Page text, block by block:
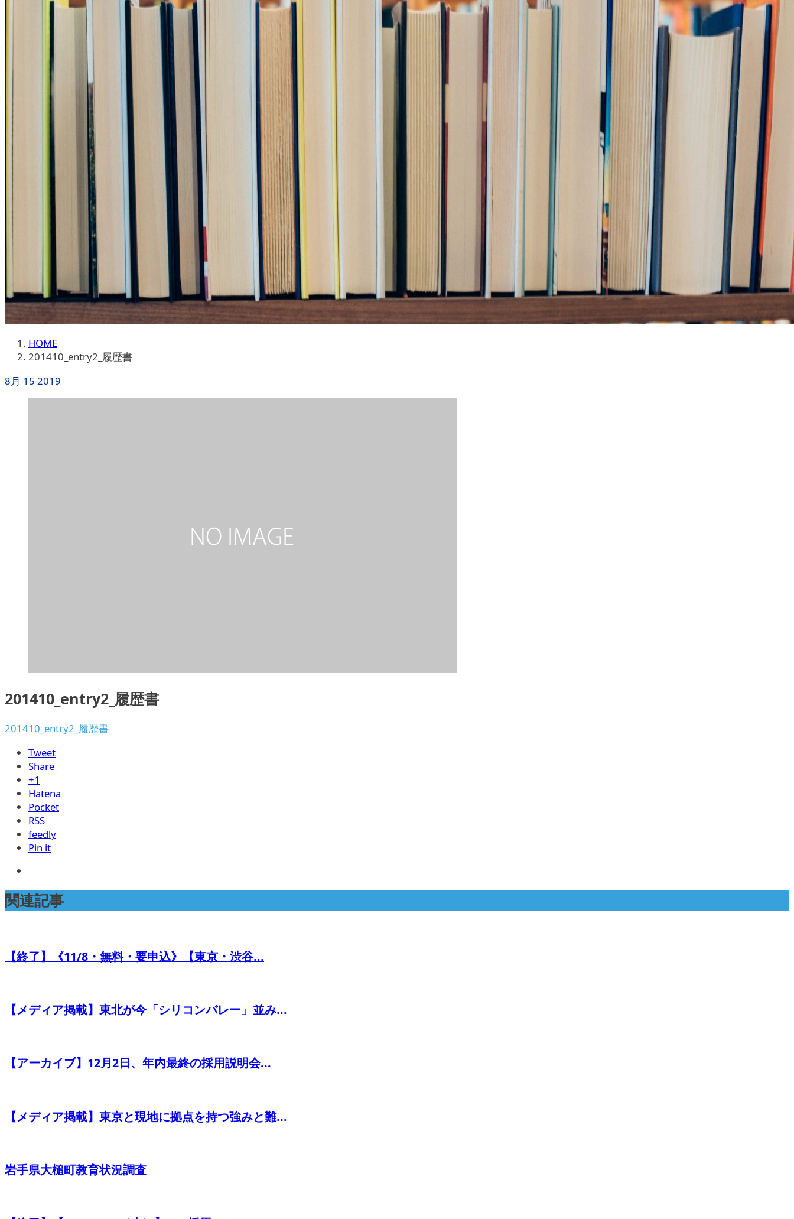
HOME
201410_entry2_履歴書
8月 15 2019
201410_entry2_履歴書
201410_entry2_履歴書
Tweet
Share
+1
Hatena
Pocket
RSS
feedly
Pin it
関連記事
【終了】《11/8・無料・要申込》【東京・渋谷...
【メディア掲載】東北が今「シリコンバレー」並み...
【アーカイブ】12月2日、年内最終の採用説明会...
【メディア掲載】東京と現地に拠点を持つ強みと難...
岩手県大槌町教育状況調査